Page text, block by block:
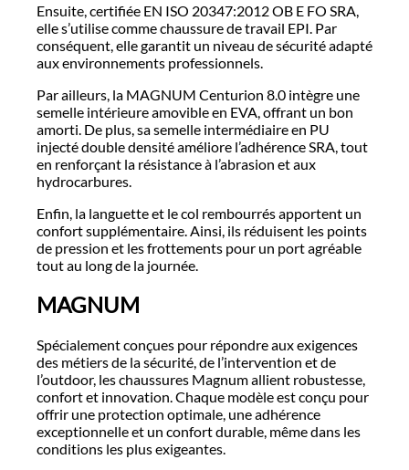
Ensuite, certifiée EN ISO 20347:2012 OB E FO SRA,
elle s’utilise comme chaussure de travail EPI. Par
conséquent, elle garantit un niveau de sécurité adapté
aux environnements professionnels.
Par ailleurs, la MAGNUM Centurion 8.0 intègre une
semelle intérieure amovible en EVA, offrant un bon
amorti. De plus, sa semelle intermédiaire en PU
injecté double densité améliore l’adhérence SRA, tout
en renforçant la résistance à l’abrasion et aux
hydrocarbures.
Enfin, la languette et le col rembourrés apportent un
confort supplémentaire. Ainsi, ils réduisent les points
de pression et les frottements pour un port agréable
tout au long de la journée.
MAGNUM
Spécialement conçues pour répondre aux exigences
des métiers de la sécurité, de l’intervention et de
l’outdoor, les chaussures Magnum allient robustesse,
confort et innovation. Chaque modèle est conçu pour
offrir une protection optimale, une adhérence
exceptionnelle et un confort durable, même dans les
conditions les plus exigeantes.